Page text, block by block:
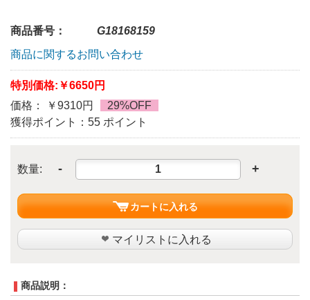
商品番号：
G18168159
商品に関するお問い合わせ
特別価格: ￥6650円
価格： ￥9310円
29%OFF
獲得ポイント：55 ポイント
数量: - +
カートに入れる
マイリストに入れる
商品説明：